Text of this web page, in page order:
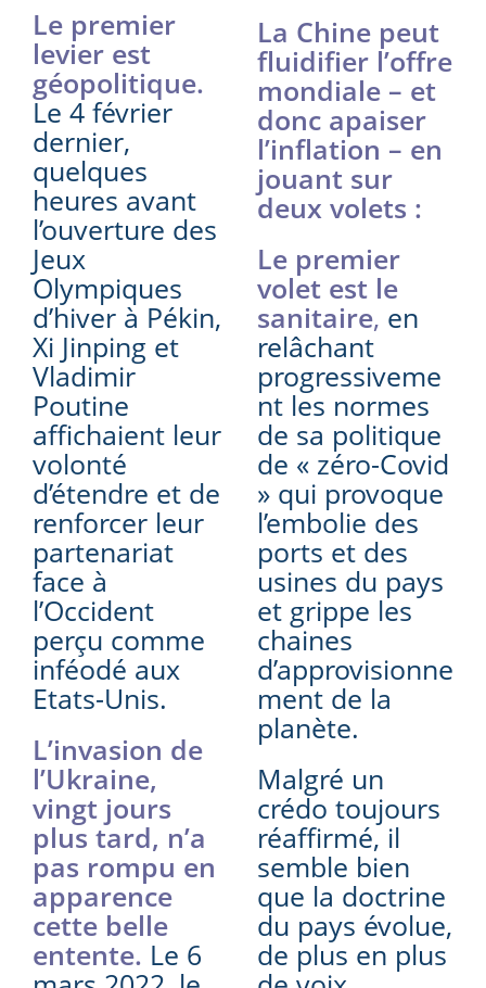
Le premier
levier est
géopolitique.
Le 4 février
dernier,
quelques
heures avant
l’ouverture des
Jeux
Olympiques
d’hiver à Pékin,
Xi Jinping et
Vladimir
Poutine
affichaient leur
volonté
d’étendre et de
renforcer leur
partenariat
face à
l’Occident
perçu comme
inféodé aux
Etats-Unis.
L’invasion de
l’Ukraine,
vingt jours
plus tard, n’a
pas rompu en
apparence
cette belle
entente. Le 6
La Chine peut
fluidifier l’offre
mondiale – et
donc apaiser
l’inflation – en
jouant sur
deux volets :
Le premier
volet est le
sanitaire, en
relâchant
progressiveme
nt les normes
de sa politique
de « zéro-Covid
» qui provoque
l’embolie des
ports et des
usines du pays
et grippe les
chaines
d’approvisionne
ment de la
planète.
Malgré un
crédo toujours
réaffirmé, il
semble bien
que la doctrine
du pays évolue,
de plus en plus